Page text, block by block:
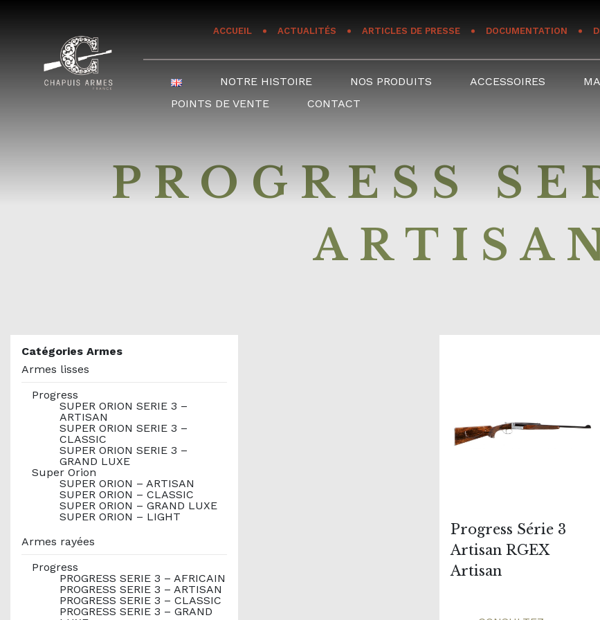
ACCUEIL ACTUALITÉS ARTICLES DE PRESSE DOCUMENTATION
NOTRE HISTOIRE NOS PRODUITS ACCESSOIRES
POINTS DE VENTE
CONTACT
PROGRESS
Catégories Armes
Armes lisses
Progress
SUPER ORION SERIE 3 –
ARTISAN
SUPER ORION SERIE 3 –
CLASSIC
SUPER ORION SERIE 3 –
GRAND LUXE
Super Orion
SUPER ORION – ARTISAN
SUPER ORION – CLASSIC
SUPER ORION – GRAND LUXE
SUPER ORION – LIGHT
Armes rayées
Progress
PROGRESS SERIE 3 – AFRICAIN
PROGRESS SERIE 3 – ARTISAN
PROGRESS SERIE 3 – CLASSIC
PROGRESS SERIE 3 – GRAND
Progress Série 3
Artisan RGEX
Artisan